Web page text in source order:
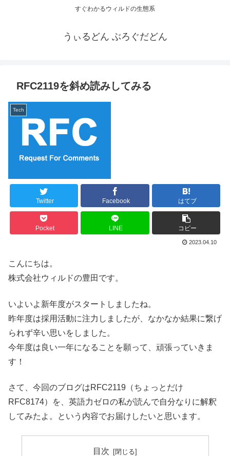
すぐわかるウィルドの生態系
うぃるどん ぶろぐだどん
RFC2119を斜め読みしてみる
Tech
Twitter Facebook はてブ
Pocket LINE コピー
2023.04.10
こんにちは。
株式会社ウィルドの豊田です。
いよいよ新年度がスタートしましたね。
昨年度は採用活動に注力しましたが、なかなか結果に繋げ
られず辛い思いをしました。
今年度は良い一年になることを願って、頑張っていきま
す！
さて、今回のブログはRFC2119（ちょっとだけ
RFC8174）を、英語力ゼロの私が読んで自分なりに解釈
してみたよ。という内容でお届けしたいと思います。
目次